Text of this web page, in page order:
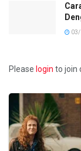
Please login to join